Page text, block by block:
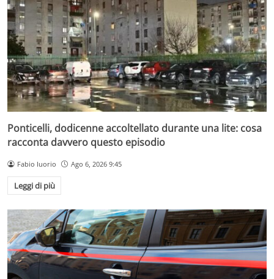
Ponticelli, dodicenne accoltellato durante una lite: cosa
racconta davvero questo episodio
Fabio Iuorio Ago 6, 2026 9:45
Leggi di più